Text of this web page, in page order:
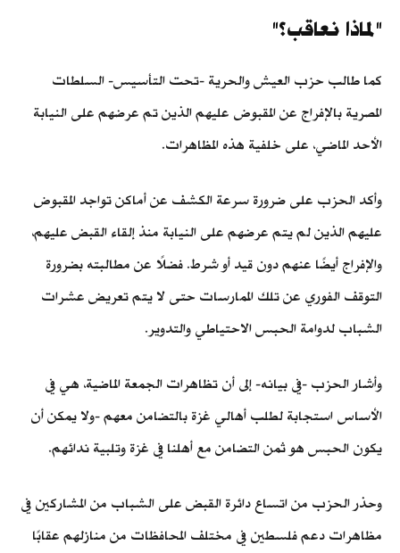
"لماذا نعاقب؟"
كما طالب حزب العيش والحرية -تحت التأسيس- السلطات
المصرية بالإفراج عن المقبوض عليهم الذين تم عرضهم على النيابة
الأحد الماضي، على خلفية هذه المظاهرات.
وأكد الحزب على ضرورة سرعة الكشف عن أماكن تواجد المقبوض
عليهم الذين لم يتم عرضهم على النيابة منذ إلقاء القبض عليهم،
والإفراج أيضًا عنهم دون قيد أو شرط. فضلًا عن مطالبته بضرورة
التوقف الفوري عن تلك الممارسات حتى لا يتم تعريض عشرات
الشباب لدوامة الحبس الاحتياطي والتدوير.
وأشار الحزب -في بيانه- إلى أن تظاهرات الجمعة الماضية، هي في
الأساس استجابة لطلب أهالي غزة بالتضامن معهم -ولا يمكن أن
يكون الحبس هو ثمن التضامن مع أهلنا في غزة وتلبية ندائهم.
وحذر الحزب من اتساع دائرة القبض على الشباب من المشاركين في
مظاهرات دعم فلسطين في مختلف المحافظات من منازلهم عقابًا